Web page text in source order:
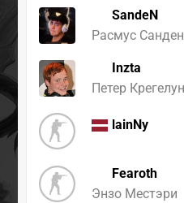
SandeN
Расмус Санден
Inzta
Петер
lainNy
Fearoth
Энзо Местэри